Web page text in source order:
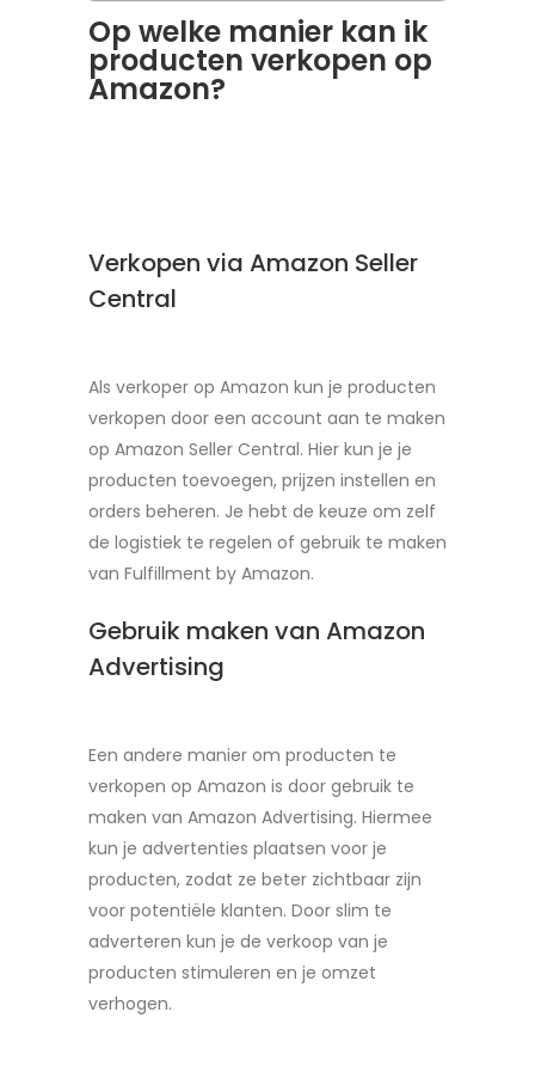
Op welke manier kan ik
producten verkopen op
Amazon?
Verkopen via Amazon Seller
Central
Als verkoper op Amazon kun je producten
verkopen door een account aan te maken
op Amazon Seller Central. Hier kun je je
producten toevoegen, prijzen instellen en
orders beheren. Je hebt de keuze om zelf
de logistiek te regelen of gebruik te maken
van Fulfillment by Amazon.
Gebruik maken van Amazon
Advertising
Een andere manier om producten te
verkopen op Amazon is door gebruik te
maken van Amazon Advertising. Hiermee
kun je advertenties plaatsen voor je
producten, zodat ze beter zichtbaar zijn
voor potentiële klanten. Door slim te
adverteren kun je de verkoop van je
producten stimuleren en je omzet
verhogen.